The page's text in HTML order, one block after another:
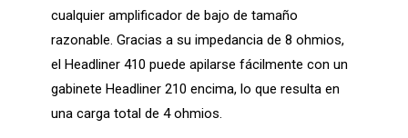
cualquier amplificador de bajo de tamaño
razonable. Gracias a su impedancia de 8 ohmios,
el Headliner 410 puede apilarse fácilmente con un
gabinete Headliner 210 encima, lo que resulta en
una carga total de 4 ohmios.